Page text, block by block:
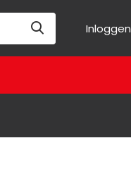
Inloggen